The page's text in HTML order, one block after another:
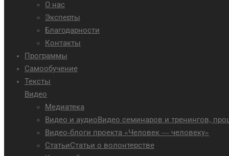
О нас
Эксперты
Благодарности
Контакты
Программы
Самообучение
Тексты
Видео
Медиатека
Видео и аудиоВидео семинаров и тренингов,
Видео-блоги проекта «Человек — человеку»
СтатьиСтатьи о волонтерстве